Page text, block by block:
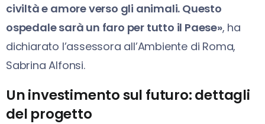
civiltà e amore verso gli animali. Questo
ospedale sarà un faro per tutto il Paese», ha
dichiarato l’assessora all’Ambiente di Roma,
Sabrina Alfonsi.
Un investimento sul futuro: dettagli
del progetto